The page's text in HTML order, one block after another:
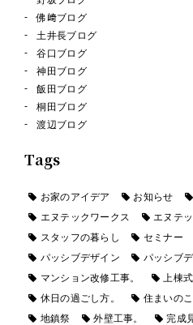
佛﨑ブログ
土井長ブログ
谷口ブログ
神田ブログ
飯田ブログ
桐田ブログ
渡辺ブログ
Tags
お家のアイデア お知らせ
エヌテックワークス
エヌテ
スタッフの暮らし
セミナー
パッシブデザイン
パッシブ
マンション改修工事。
上棟式
休日の過ごし方。
住まいの
地鎮祭
外壁工事。 完成